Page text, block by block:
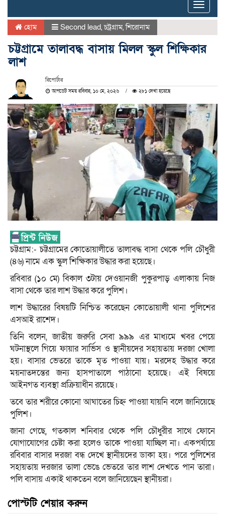
Toggle
হোম Second lead,চট্রগ্রাম,শিরোনাম
চট্টগ্রামে তালাবদ্ধ বাসায় মিলল স্কুল শিক্ষিকার
লাশ
রিপোর্টার
আপডেট সময় রবিবার, ১০ মে, ২০২৬ ২৮১ দেখা হয়েছে
চট্টগ্রাম:- চট্টগ্রামের কোতোয়ালীতে তালাবদ্ধ বাসা থেকে পলি চৌধুরী
(৪৬) নামে এক স্কুল শিক্ষিকার উদ্ধার করা হয়েছে।
রবিবার (১০ মে) বিকাল ৩টায় দেওয়ানজী পুকুরপাড় এলাকায় নিজ
বাসা থেকে তার লাশ উদ্ধার করে পুলিশ।
লাশ উদ্ধারের বিষয়টি নিশ্চিত করেছেন কোতোয়ালী থানা পুলিশের
এসআই রাশেদ।
তিনি বলেন, জাতীয় জরুরি সেবা ৯৯৯ এর মাধ্যমে খবর পেয়ে
ঘটনাস্থলে গিয়ে ফায়ার সার্ভিস ও স্থানীয়দের সহায়তায় দরজা খোলা
হয়। বাসার ভেতরে তাকে মৃত পাওয়া যায়। মরদেহ উদ্ধার করে
ময়নাতদন্তের জন্য হাসপাতালে পাঠানো হয়েছে। এই বিষয়ে
আইনগত ব্যবস্থা প্রক্রিয়াধীন রয়েছে।
তবে তার শরীরে কোনো আঘাতের চিহ্ন পাওয়া যায়নি বলে জানিয়েছে
পুলিশ।
জানা গেছে, গতকাল শনিবার থেকে পলি চৌধুরীর সাথে ফোনে
যোগাযোগের চেষ্টা করা হলেও তাকে পাওয়া যাচ্ছিল না। একপর্যায়ে
রবিবার বাসার দরজা বন্ধ দেখে স্থানীয়দের ডাকা হয়। পরে পুলিশের
সহায়তায় দরজার তালা ভেঙে ভেতরে তার লাশ দেখতে পান তারা।
পলি বাসায় একাই থাকতেন বলে জানিয়েছেন স্থানীয়রা।
পোস্টটি শেয়ার করুন